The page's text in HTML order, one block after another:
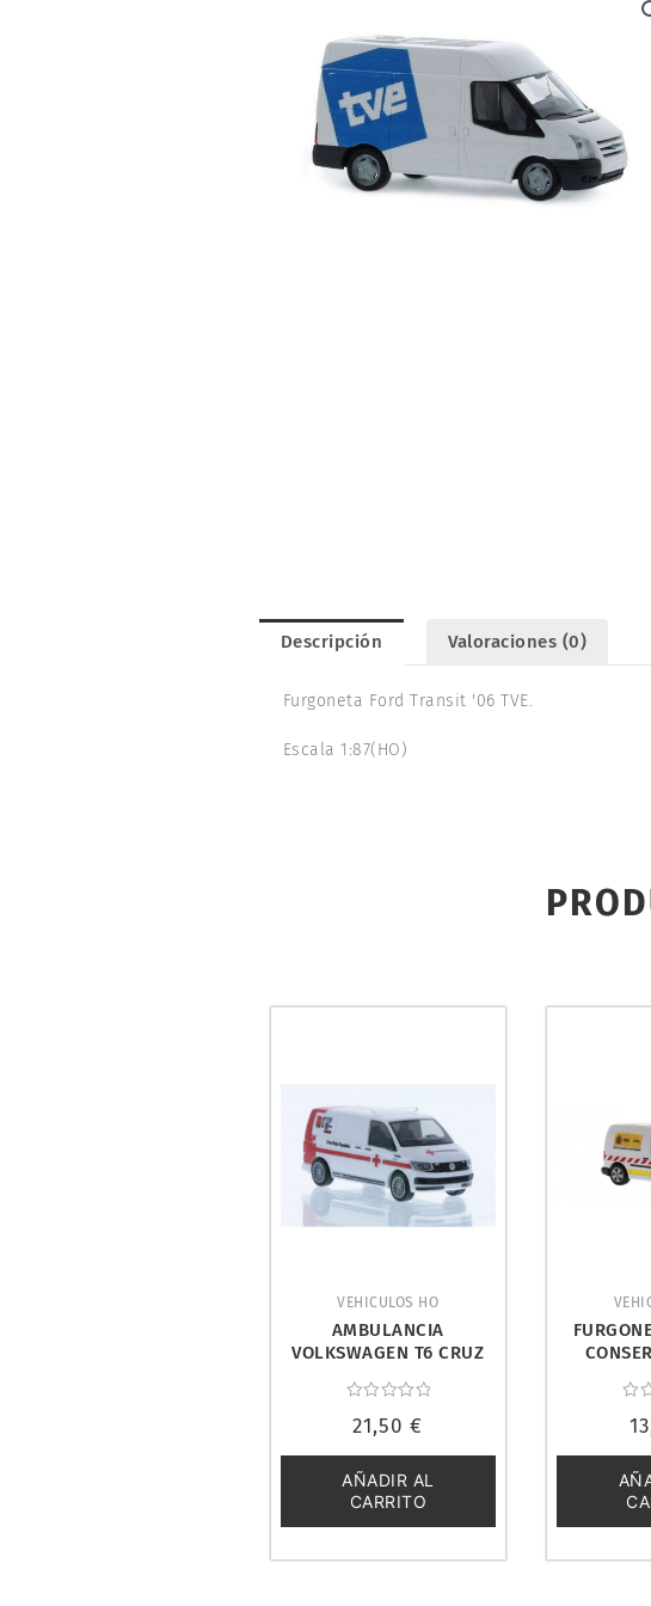
Descripción Valoraciones (0)
Furgoneta Ford Transit '06 TVE.
Escala 1:87(HO)
VEHICULOS HO
AMBULANCIA
VOLKSWAGEN T6 CRUZ
RIETZEAUTOMODELLE
53900
con
de
5
21,50€
AÑADIR AL
CARRITO
con
de
5